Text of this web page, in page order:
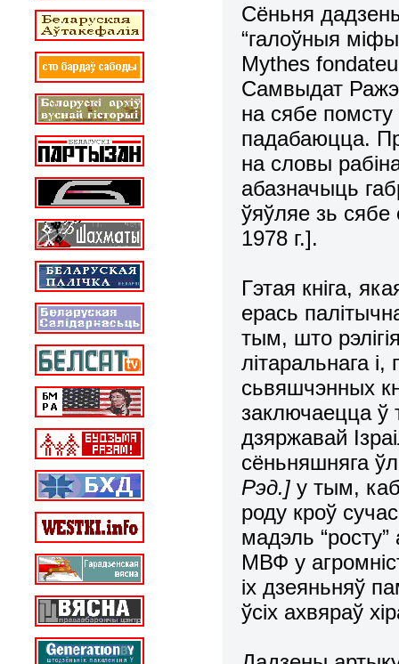
Сёньня
“галоўныя міфы
Mythes
Самвыдат Ражэ
на сябе помсту
падабаюцца.
на словы
абазначыць
ўяўляе зь сябе
1978 г.].
Гэтая кніга,
ерась
тым, што
літаральнага
сьвяшчэнных
заключаецца ў
дзяржавай
сёньняшняга
Рэд.] у тым,
роду кроў
мадэль
МВФ у
іх дзеяньняў
ўсіх ахвяраў